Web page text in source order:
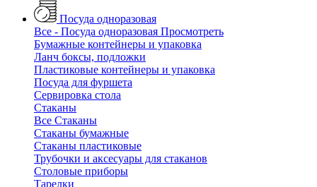
Посуда одноразовая
Все - Посуда одноразовая Просмотреть
Бумажные контейнеры и упаковка
Ланч боксы, подложки
Пластиковые контейнеры и упаковка
Посуда для фуршета
Сервировка стола
Стаканы
Все Стаканы
Стаканы бумажные
Стаканы пластиковые
Трубочки и аксесуары для стаканов
Столовые приборы
Тарелки